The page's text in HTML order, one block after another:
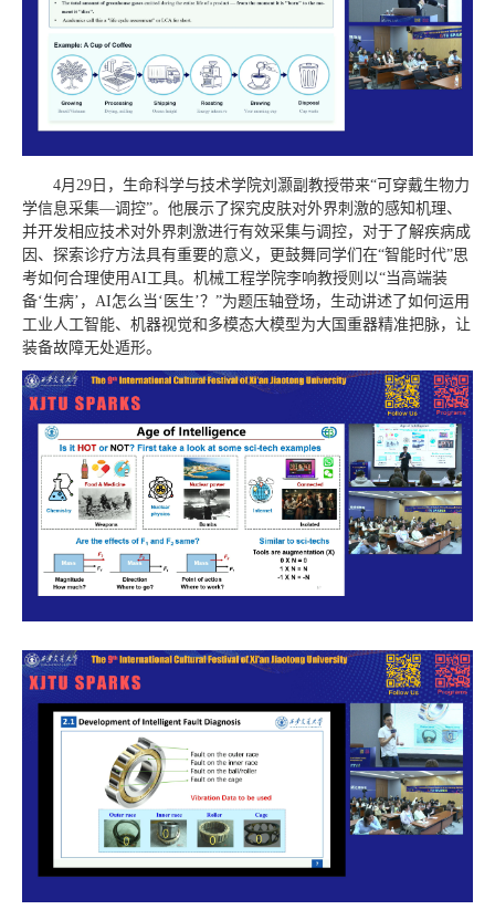
4月29日，生命科学与技术学院刘灏副教授带来“可穿戴生物力
学信息采集—调控”。他展示了探究皮肤对外界刺激的感知机理、
并开发相应技术对外界刺激进行有效采集与调控，对于了解疾病成
因、探索诊疗方法具有重要的意义，更鼓舞同学们在“智能时代”思
考如何合理使用AI工具。 机械工程学院李响教授则以“当高端装
备‘生病’，AI怎么当‘医生’？”为题压轴登场，生动讲述了如何运用
工业人工智能、机器视觉和多模态大模型为大国重器精准把脉，让
装备故障无处遁形。